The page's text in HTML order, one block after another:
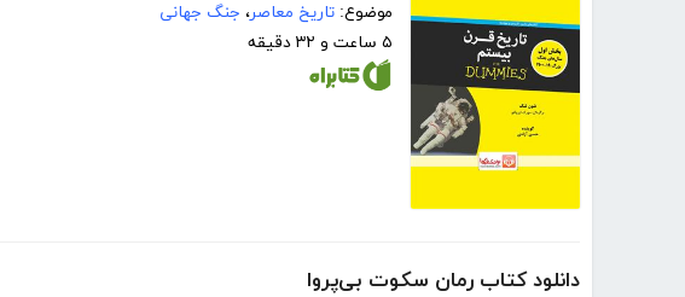
موضوع: تاریخ معاصر، جنگ جهانی
۵ ساعت و ۳۲ دقیقه
دانلود کتاب رمان سکوت بی‌پروا